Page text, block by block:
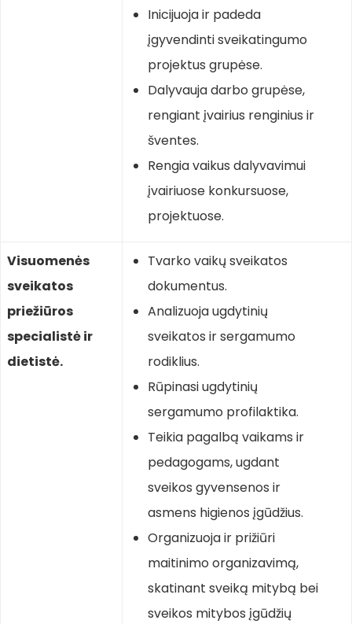
Inicijuoja ir padeda
įgyvendinti sveikatingumo
projektus grupėse.
Dalyvauja darbo grupėse,
rengiant įvairius renginius ir
šventes.
Rengia vaikus dalyvavimui
įvairiuose konkursuose,
projektuose.
Visuomenės
sveikatos
priežiūros
specialistė ir
dietistė.
Tvarko vaikų sveikatos
dokumentus.
Analizuoja ugdytinių
sveikatos ir sergamumo
rodiklius.
Rūpinasi ugdytinių
sergamumo profilaktika.
Teikia pagalbą vaikams ir
pedagogams, ugdant
sveikos gyvensenos ir
asmens higienos įgūdžius.
Organizuoja ir prižiūri
maitinimo organizavimą,
skatinant sveiką mitybą bei
sveikos mitybos įgūdžių